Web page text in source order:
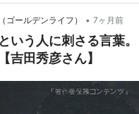
ゴールデンライフ） • 7ヶ月前
いう人に刺さる言葉
吉田秀彦さん】